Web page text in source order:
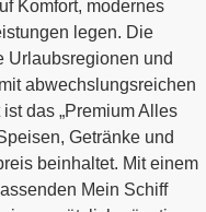
Komfort, modernes
legen. Die
Urlaubsregionen und
abwechslungsreichen
das „Premium Alles
Getränke und
beinhaltet. Mit einem
Mein Schiff